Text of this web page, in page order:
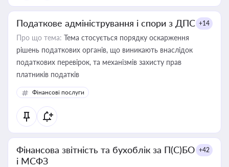
Податкове адміністрування і спори з ДПС +14
Про що тема: Тема стосується порядку оскарження
рішень податкових органів, що виникають внаслідок
податкових перевірок, та механізмів захисту прав
платників податків
Фінансові послуги
Фінансова звітність та бухоблік за П(С)БО
і МСФЗ
+42